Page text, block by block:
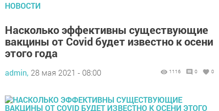
НОВОСТИ
Насколько эффективны существующие
вакцины от Covid будет известно к осени
этого года
admin, 28 мая 2021 - 08:00 1116 0 0